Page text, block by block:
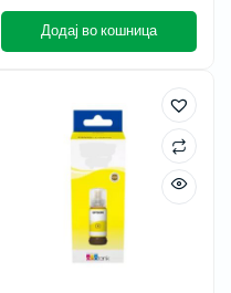
Додај во кошница